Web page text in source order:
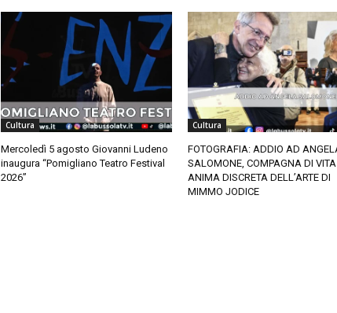
Cultura
Mercoledì 5 agosto Giovanni Ludeno
inaugura “Pomigliano Teatro Festival
2026”
Cultura
FOTOGRAFIA: ADDIO AD
SALOMONE, COMPAGNA DI
ANIMA DISCRETA DELL’ARTE DI
MIMMO JODICE